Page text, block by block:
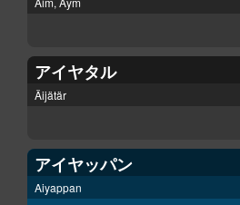
アイヤタル
Äijätär
アイヤッパン
Aiyappan